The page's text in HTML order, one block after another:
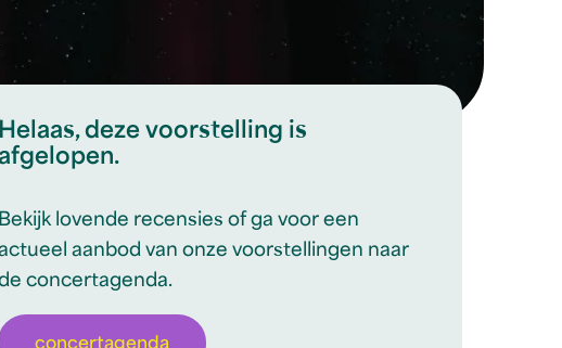
Helaas, deze voorstelling is
Bekijk lovende recensies of ga voor een
aanbod van onze voorstellingen naar
concertagenda.